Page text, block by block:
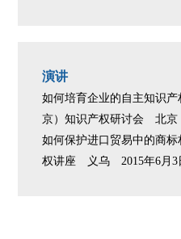
演讲
如何培育企业的自主知识
京）知识产权研讨会 北京
如何保护进口贸易中的商
权讲座 义乌 2015年6月3